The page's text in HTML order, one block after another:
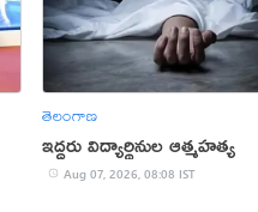
తెలంగాణ
ఇద్దరు విద్యార్థినుల ఆత్మహత్య
Aug 07, 2026, 08:08 IST